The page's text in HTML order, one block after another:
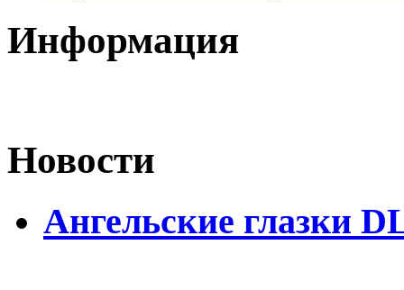
Информация
Новости
Ангельские глазки